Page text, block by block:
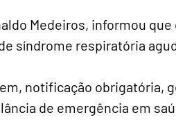
Medeiros, informou
síndrome respiratória
notificação obrigatória,
de emergência em